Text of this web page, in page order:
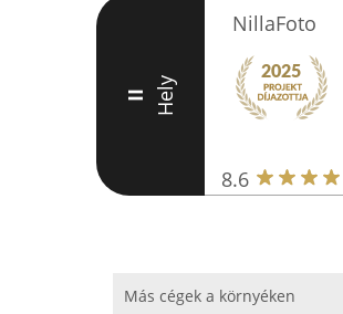
II Hely
NillaFoto
8.6
Más cégek a környéken